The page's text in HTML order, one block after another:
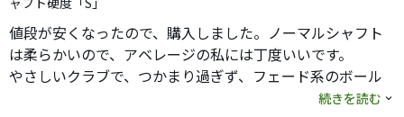
値段が安くなったので、購入しました。ノーマルシャフト
は柔らかいので、アベレージの私には丁度いいです。
やさしいクラブで、つかまり過ぎず、フェード系のボール
になるのでどちらかと言うとフッカー向けだと思います。
続きを読む